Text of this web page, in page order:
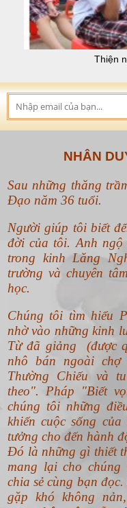
Thiện
NHÂN
Sau những thăng
Đạo năm 36 tuổi.
Người giúp tôi biết
đời của tôi. Anh
trong kinh Lăng
trường và chuyên
học.
Chúng tôi tìm hiểu
nhờ vào những kinh
Từ đã giảng (được
nhô bán ngoài
Thường Chiếu và
theo".Pháp "Biết
chúng tôi những
khiến cuộc sống
tưởng cho đến hành
Đó là những gì thiết
mang lại cho
chia sẻ cùng bạn
gặp khó không